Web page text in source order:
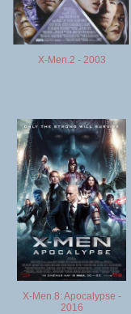
X-Men.2 - 2003
X-Men.8: Apocalypse -
2016